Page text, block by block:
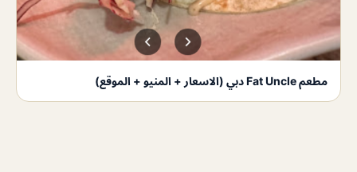
مطعم Fat Uncle دبي (الاسعار + المنيو + الموقع)